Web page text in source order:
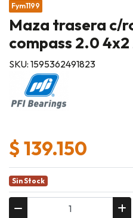
Fym1199
Maza trasera c/
compass 2.0
SKU: 1595362491823
$ 139.150
Sin Stock